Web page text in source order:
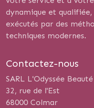
dynamique et
exécutés par des
techniques modernes.
Contactez-nous
SARL L'Odyssée Beauté
32, rue de l'Est
68000 Colmar